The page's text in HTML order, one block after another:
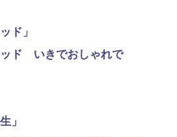
ド」
ド いきでおしゃれで
」